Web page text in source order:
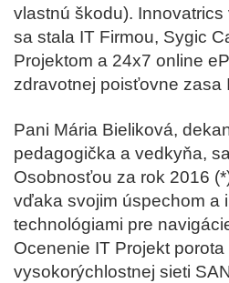
vlastnú škodu).
sa stala IT Firmou, Sygic
Projektom a 24x7 online
zdravotnej poisťovne zasa
Pani Mária Bieliková,
pedagogička a vedkyňa,
Osobnosťou za rok 2016
vďaka svojim úspechom a
technológiami pre
Ocenenie IT Projekt
vysokorýchlostnej sieti